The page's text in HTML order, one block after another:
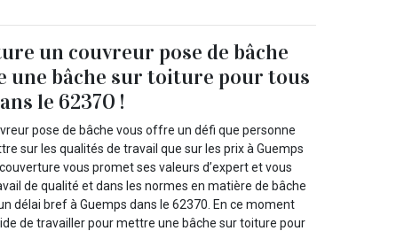
un couvreur pose de bâche
une bâche sur toiture pour tous
le 62370 !
pose de bâche vous offre un défi que personne
sur les qualités de travail que sur les prix à Guemps
vous promet ses valeurs d’expert et vous
de qualité et dans les normes en matière de bâche
délai bref à Guemps dans le 62370. En ce moment
de travailler pour mettre une bâche sur toiture pour